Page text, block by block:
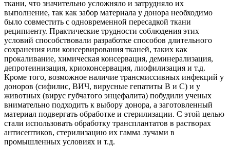
ткани, что значительно усложняло и затрудняло их
выполнение, так как забор материала у донора необходимо
было совместить с одновременной пересадкой ткани
реципиенту. Практические трудности соблюдения этих
условий способствовали разработке способов длительного
сохранения или консервирования тканей, таких как
прокаливание, химическая консервация, деминерализация,
депротеинизация, криоконсервация, лиофилизация и т.д.
Кроме того, возможное наличие трансмиссивных инфекций у
доноров (сифилис, ВИЧ, вирусные гепатиты В и С) и у
животных (вирус губчатого энцефалита) побудили ученых
внимательно подходить к выбору донора, а заготовленный
материал подвергать обработке и стерилизации. С этой целью
стали использовать обработку трансплантатов в растворах
антисептиков, стерилизацию их гамма лучами в
промышленных условиях и т.д.